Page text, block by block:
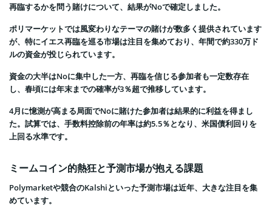
再臨するかを問う賭けについて、結果がNoで確定しました。
ポリマーケットでは風変わりなテーマの賭けが数多く提供されています
が、特にイエス再臨を巡る市場は注目を集めており、年間で約330万ド
ルの資金が投じられています。
資金の大半はNoに集中した一方、再臨を信じる参加者も一定数存在
し、春頃には年末までの確率が3％超で推移しています。
4月に憶測が高まる局面でNoに賭けた参加者は結果的に利益を得まし
た。試算では、手数料控除前の年率は約5.5％となり、米国債利回りを
上回る水準です。
ミームコイン的熱狂と予測市場が抱える課題
Polymarketや競合のKalshiといった予測市場は近年、大きな注目を集
めています。